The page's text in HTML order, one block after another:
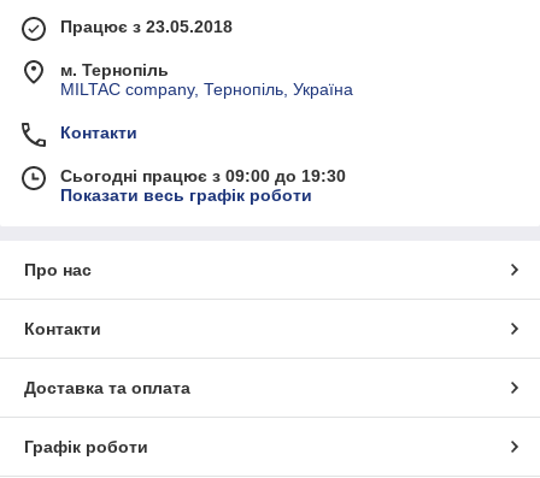
Працює з 23.05.2018
м. Тернопіль
MILTAC company, Тернопіль, Україна
Контакти
Сьогодні працює з 09:00 до 19:30
Показати весь графік роботи
Про нас
Контакти
Доставка та оплата
Графік роботи